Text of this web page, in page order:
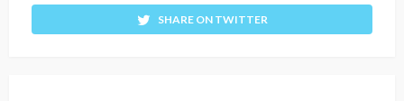
SHARE ON TWITTER